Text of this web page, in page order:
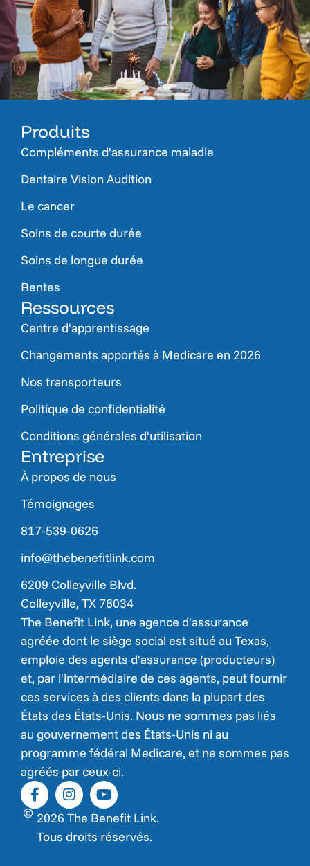
Produits
Compléments d'assurance maladie
Dentaire Vision Audition
Le cancer
Soins de courte durée
Soins de longue durée
Rentes
Ressources
Centre d'apprentissage
Changements apportés à Medicare en 2026
Nos transporteurs
Politique de confidentialité
Conditions générales d'utilisation
Entreprise
À propos de nous
Témoignages
817-539-0626
info@thebenefitlink.com
6209 Colleyville Blvd.
Colleyville, TX 76034
The Benefit Link, une agence d'assurance
agréée dont le siège social est situé au Texas,
emploie des agents d'assurance (producteurs)
et, par l'intermédiaire de ces agents, peut fournir
ces services à des clients dans la plupart des
États des États-Unis. Nous ne sommes pas liés
au gouvernement des États-Unis ni au
programme fédéral Medicare, et ne sommes pas
agréés par ceux-ci.
2026 The Benefit Link.
Tous droits réservés.